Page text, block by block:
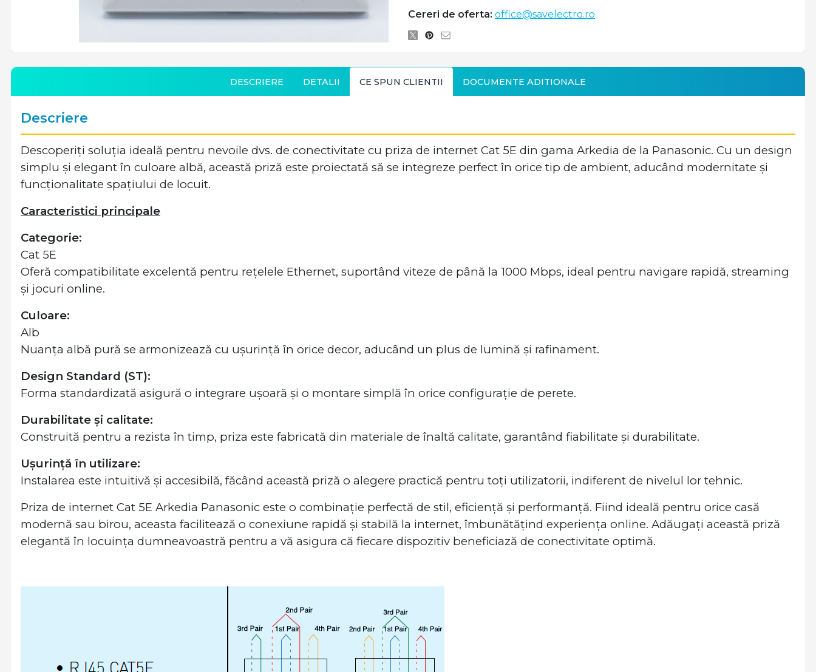
Cereri de oferta: office@savelectro.ro
DESCRIERE DETALII CE SPUN CLIENTII DOCUMENTE ADITIONALE
Descriere
Descoperiți soluția ideală pentru nevoile dvs. de conectivitate cu priza de internet Cat 5E din gama Arkedia de la Panasonic. Cu un design
simplu și elegant în culoare albă, această priză este proiectată să se integreze perfect în orice tip de ambient, aducând modernitate și
funcționalitate spațiului de locuit.
Caracteristici principale
Categorie:
Cat 5E
Oferă compatibilitate excelentă pentru rețelele Ethernet, suportând viteze de până la 1000 Mbps, ideal pentru navigare rapidă, streaming
și jocuri online.
Culoare:
Alb
Nuanța albă pură se armonizează cu ușurință în orice decor, aducând un plus de lumină și rafinament.
Design Standard (ST):
Forma standardizată asigură o integrare ușoară și o montare simplă în orice configurație de perete.
Durabilitate și calitate:
Construită pentru a rezista în timp, priza este fabricată din materiale de înaltă calitate, garantând fiabilitate și durabilitate.
Ușurință în utilizare:
Instalarea este intuitivă și accesibilă, făcând această priză o alegere practică pentru toți utilizatorii, indiferent de nivelul lor tehnic.
Priza de internet Cat 5E Arkedia Panasonic este o combinație perfectă de stil, eficiență și performanță. Fiind ideală pentru orice casă
modernă sau birou, aceasta facilitează o conexiune rapidă și stabilă la internet, îmbunătățind experiența online. Adăugați această priză
elegantă în locuința dumneavoastră pentru a vă asigura că fiecare dispozitiv beneficiază de conectivitate optimă.